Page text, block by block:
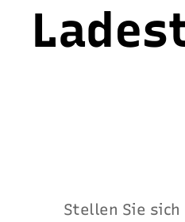
Stellen Sie sich